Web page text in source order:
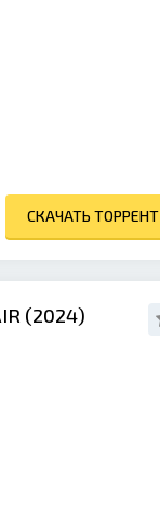
СКАЧАТЬ ТОРРЕНТ
(2024)